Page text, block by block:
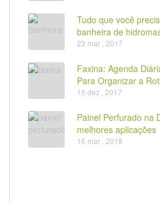
Tudo que você
banheira de
23 mar , 2017
Faxina: Agenda
Para Organizar a
16 dez , 2017
Painel Perfurado na
melhores aplicações
16 mar , 2018